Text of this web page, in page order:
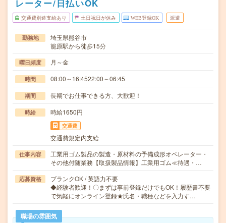
レーター/日払いOK
交通費別途支給あり 土日祝日が休み WEB登録OK 派遣
勤務地
埼玉県熊谷市
籠原駅から徒歩15分
曜日頻度 月～金
時間 08:00～16:4522:00～06:45
期間 長期でお仕事できる方、大歓迎！
時給 時給1650円
交通費
交通費規定内支給
仕事内容
工業用ゴム製品の製造・原材料の予備成形オペレーター・
その他付随業務【取扱製品情報】工業用ゴム≪待遇・…
応募資格
ブランクOK / 英語力不要
◆経験者歓迎！〇まずは事前登録だけでもOK！履歴書不要
で気軽にオンライン登録★氏名・職種などを入力す…
職場の雰囲気